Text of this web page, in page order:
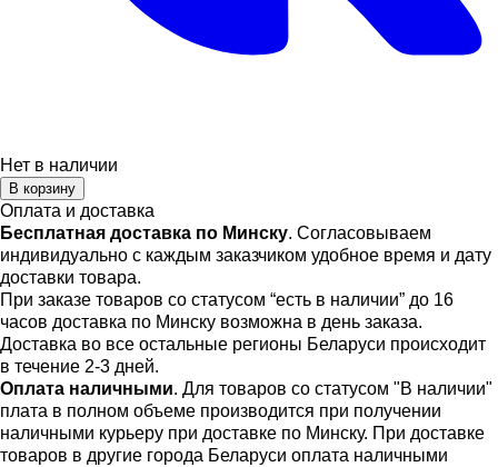
Нет в наличии
В корзину
Оплата и доставка
Бесплатная доставка по Минску. Согласовываем
индивидуально с каждым заказчиком удобное время и дату
доставки товара.
При заказе товаров со статусом “есть в наличии” до 16
часов доставка по Минску возможна в день заказа.
Доставка во все остальные регионы Беларуси происходит
в течение 2-3 дней.
Оплата наличными. Для товаров со статусом "В наличии"
плата в полном объеме производится при получении
наличными курьеру при доставке по Минску. При доставке
товаров в другие города Беларуси оплата наличными